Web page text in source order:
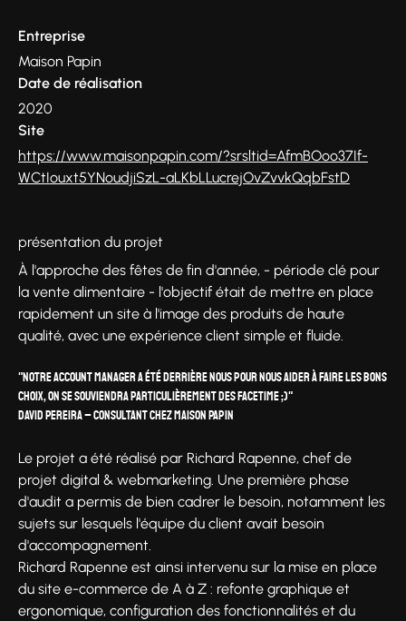
Entreprise
Maison Papin
Date de réalisation
2020
Site
https://www.maisonpapin.com/?srsltid=AfmBOoo37If-
WCtIouxt5YNoudjiSzL-aLKbLLucrejOvZvvkQqbFstD
présentation du projet
À l'approche des fêtes de fin d'année, - période clé pour
la vente alimentaire - l'objectif était de mettre en place
rapidement un site à l'image des produits de haute
qualité, avec une expérience client simple et fluide.
"Notre account manager a été derrière nous pour nous aider à faire les bons
choix, on se souviendra particulièrement des facetime ;)"
David Pereira – Consultant chez Maison Papin
Le projet a été réalisé par Richard Rapenne, chef de
projet digital & webmarketing. Une première phase
d'audit a permis de bien cadrer le besoin, notamment les
sujets sur lesquels l'équipe du client avait besoin
d'accompagnement.
Richard Rapenne est ainsi intervenu sur la mise en place
du site e-commerce de A à Z : refonte graphique et
ergonomique, configuration des fonctionnalités et du